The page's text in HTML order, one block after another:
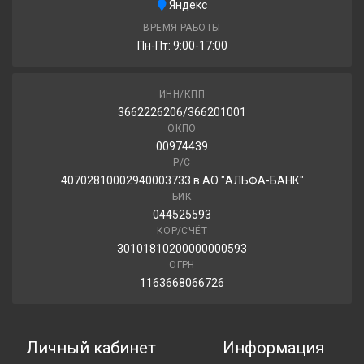
Яндекс
ВРЕМЯ РАБОТЫ
Пн-Пт: 9:00-17:00
ИНН/КПП
3662226206/366201001
ОКПО
00974439
Р/С
40702810002940003733 в АО "АЛЬФА-БАНК"
БИК
044525593
КОР/СЧЁТ
30101810200000000593
ОГРН
1163668066726
Личный кабинет Информация